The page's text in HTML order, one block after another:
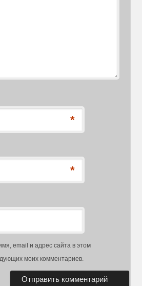
*
*
email и адрес сайта в этом
моих комментариев.